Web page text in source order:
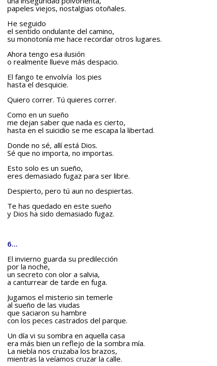
papeles viejos, nostalgias otoñales.
He seguido
el sentido ondulante del camino,
su monotonía me hace recordar otros lugares.
Ahora tengo esa ilusión
o realmente llueve más despacio.
El fango te envolvía los pies
hasta el desquicie.
Quiero correr. Tú quieres correr.
Como en un sueño
me dejan saber que nada es cierto,
hasta en el suicidio se me escapa la libertad.
Donde no sé, allí está Dios.
Sé que no importa, no importas.
Esto solo es un sueño,
eres demasiado fugaz para ser libre.
Despierto, pero tú aun no despiertas.
Te has quedado en este sueño
y Dios ha sido demasiado fugaz.
6…
El invierno guarda su predilección
por la noche,
un secreto con olor a salvia,
a canturrear de tarde en fuga.
Jugamos el misterio sin temerle
al sueño de las viudas
que saciaron su hambre
con los peces castrados del parque.
Un día vi su sombra en aquella casa
era más bien un reflejo de la sombra mía.
La niebla nos cruzaba los brazos,
mientras la veíamos cruzar la calle.